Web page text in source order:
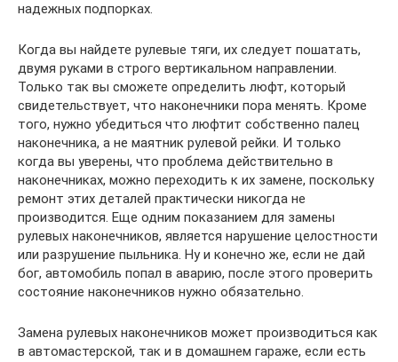
надежных подпорках.
Когда вы найдете рулевые тяги, их следует пошатать,
двумя руками в строго вертикальном направлении.
Только так вы сможете определить люфт, который
свидетельствует, что наконечники пора менять. Кроме
того, нужно убедиться что люфтит собственно палец
наконечника, а не маятник рулевой рейки. И только
когда вы уверены, что проблема действительно в
наконечниках, можно переходить к их замене, поскольку
ремонт этих деталей практически никогда не
производится. Еще одним показанием для замены
рулевых наконечников, является нарушение целостности
или разрушение пыльника. Ну и конечно же, если не дай
бог, автомобиль попал в аварию, после этого проверить
состояние наконечников нужно обязательно.
Замена рулевых наконечников может производиться как
в автомастерской, так и в домашнем гараже, если есть